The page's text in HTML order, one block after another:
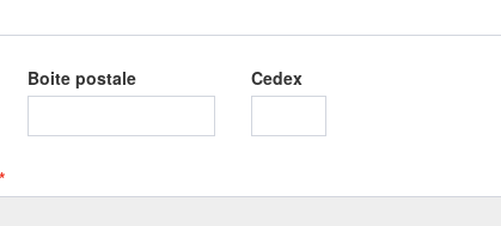
Boite postale Cedex